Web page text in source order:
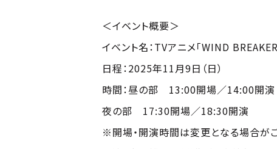
＜イベント概要＞
イベント名：TVアニメ「WIND
日程：2025年11月9日（日）
時間：昼の部 13:00開場／14:00開演
夜の部 17:30開場／18:30開演
※開場・開演時間は変更となる場合がご